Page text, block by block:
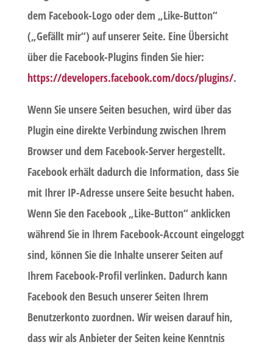
dem Facebook-Logo oder dem „Like-Button“
(„Gefällt mir“) auf unserer Seite. Eine Übersicht
über die Facebook-Plugins finden Sie hier:
https://developers.facebook.com/docs/plugins/.
Wenn Sie unsere Seiten besuchen, wird über das
Plugin eine direkte Verbindung zwischen Ihrem
Browser und dem Facebook-Server hergestellt.
Facebook erhält dadurch die Information, dass Sie
mit Ihrer IP-Adresse unsere Seite besucht haben.
Wenn Sie den Facebook „Like-Button“ anklicken
während Sie in Ihrem Facebook-Account eingeloggt
sind, können Sie die Inhalte unserer Seiten auf
Ihrem Facebook-Profil verlinken. Dadurch kann
Facebook den Besuch unserer Seiten Ihrem
Benutzerkonto zuordnen. Wir weisen darauf hin,
dass wir als Anbieter der Seiten keine Kenntnis